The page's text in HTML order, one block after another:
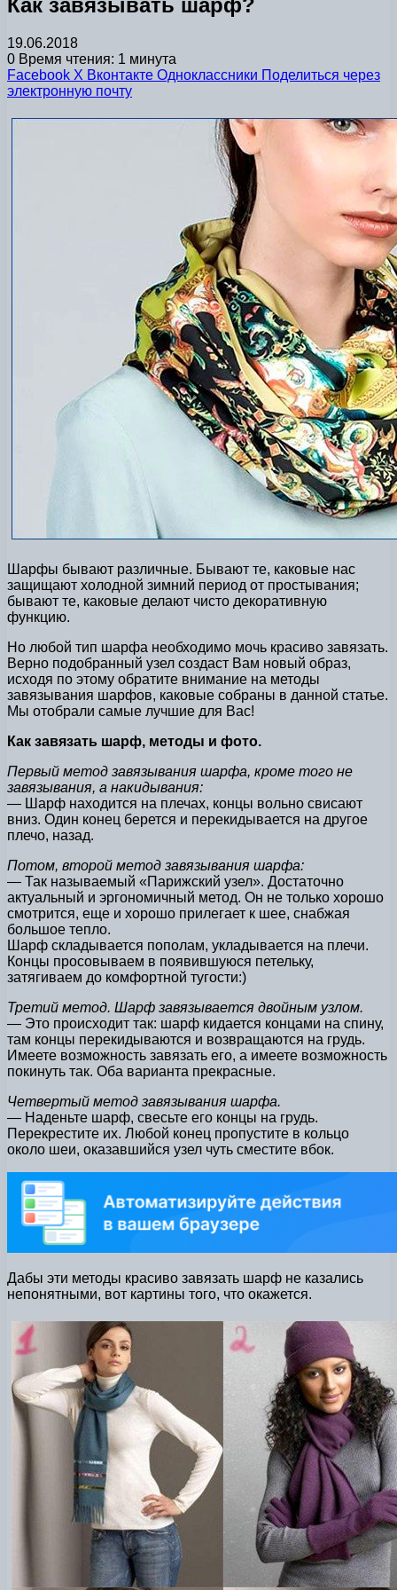
Как завязывать шарф?
19.06.2018
0 Время чтения: 1 минута
Facebook X Вконтакте Одноклассники Поделиться через
электронную почту
Шарфы бывают различные. Бывают те, каковые нас
защищают холодной зимний период от простывания;
бывают те, каковые делают чисто декоративную
функцию.
Но любой тип шарфа необходимо мочь красиво завязать.
Верно подобранный узел создаст Вам новый образ,
исходя по этому обратите внимание на методы
завязывания шарфов, каковые собраны в данной статье.
Мы отобрали самые лучшие для Вас!
Как завязать шарф, методы и фото.
Первый метод завязывания шарфа, кроме того не
завязывания, а накидывания:
— Шарф находится на плечах, концы вольно свисают
вниз. Один конец берется и перекидывается на другое
плечо, назад.
Потом, второй метод завязывания шарфа:
— Так называемый «Парижский узел». Достаточно
актуальный и эргономичный метод. Он не только хорошо
смотрится, еще и хорошо прилегает к шее, снабжая
большое тепло.
Шарф складывается пополам, укладывается на плечи.
Концы просовываем в появившуюся петельку,
затягиваем до комфортной тугости:)
Третий метод. Шарф завязывается двойным узлом.
— Это происходит так: шарф кидается концами на спину,
там концы перекидываются и возвращаются на грудь.
Имеете возможность завязать его, а имеете возможность
покинуть так. Оба варианта прекрасные.
Четвертый метод завязывания шарфа.
— Наденьте шарф, свесьте его концы на грудь.
Перекрестите их. Любой конец пропустите в кольцо
около шеи, оказавшийся узел чуть сместите вбок.
Дабы эти методы красиво завязать шарф не казались
непонятными, вот картины того, что окажется.